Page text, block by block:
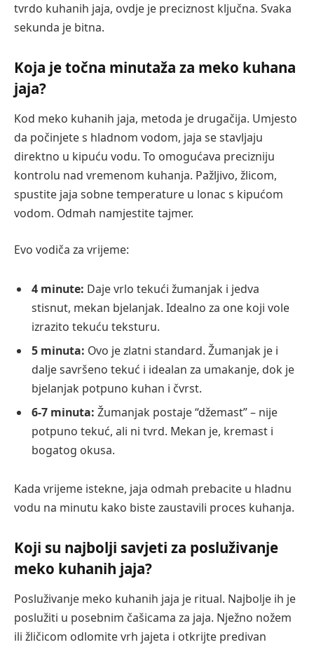
tvrdo kuhanih jaja, ovdje je preciznost ključna. Svaka
sekunda je bitna.
Koja je točna minutaža za meko kuhana
jaja?
Kod meko kuhanih jaja, metoda je drugačija. Umjesto
da počinjete s hladnom vodom, jaja se stavljaju
direktno u kipuću vodu. To omogućava precizniju
kontrolu nad vremenom kuhanja. Pažljivo, žlicom,
spustite jaja sobne temperature u lonac s kipućom
vodom. Odmah namjestite tajmer.
Evo vodiča za vrijeme:
4 minute: Daje vrlo tekući žumanjak i jedva
stisnut, mekan bjelanjak. Idealno za one koji vole
izrazito tekuću teksturu.
5 minuta: Ovo je zlatni standard. Žumanjak je i
dalje savršeno tekuć i idealan za umakanje, dok je
bjelanjak potpuno kuhan i čvrst.
6-7 minuta: Žumanjak postaje “džemast” – nije
potpuno tekuć, ali ni tvrd. Mekan je, kremast i
bogatog okusa.
Kada vrijeme istekne, jaja odmah prebacite u hladnu
vodu na minutu kako biste zaustavili proces kuhanja.
Koji su najbolji savjeti za posluživanje
meko kuhanih jaja?
Posluživanje meko kuhanih jaja je ritual. Najbolje ih je
poslužiti u posebnim čašicama za jaja. Nježno nožem
ili žličicom odlomite vrh jajeta i otkrijte predivan